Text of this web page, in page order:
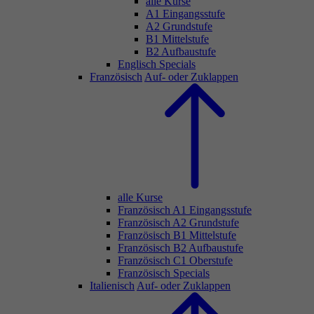
A1 Eingangsstufe
A2 Grundstufe
B1 Mittelstufe
B2 Aufbaustufe
Englisch Specials
Französisch Auf- oder Zuklappen
alle Kurse
Französisch A1 Eingangsstufe
Französisch A2 Grundstufe
Französisch B1 Mittelstufe
Französisch B2 Aufbaustufe
Französisch C1 Oberstufe
Französisch Specials
Italienisch Auf- oder Zuklappen